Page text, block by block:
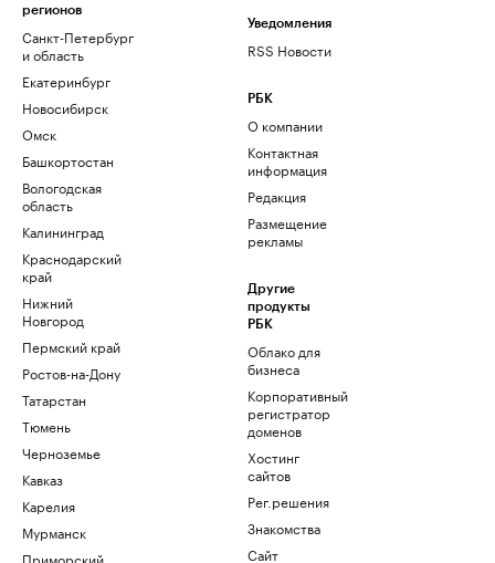
регионов
Санкт-Петербург
и область
Екатеринбург
Новосибирск
Омск
Башкортостан
Вологодская
область
Калининград
Краснодарский
край
Нижний
Новгород
Пермский край
Ростов-на-Дону
Татарстан
Тюмень
Черноземье
Кавказ
Карелия
Мурманск
Приморский
Уведомления
RSS Новости
РБК
О компании
Контактная
информация
Редакция
Размещение
рекламы
Другие
продукты
РБК
Облако для
бизнеса
Корпоративный
регистратор
доменов
Хостинг
сайтов
Рег.решения
Знакомства
Сайт